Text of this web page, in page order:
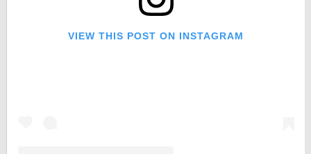
VIEW THIS POST ON INSTAGRAM